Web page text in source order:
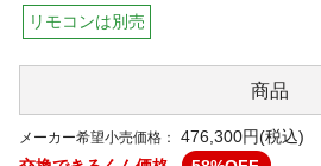
リモコンは別売
商品
メーカー希望小売価格：
476,300円(税込)